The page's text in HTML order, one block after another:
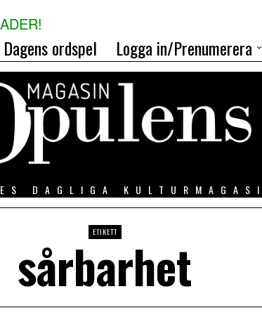
Dagens ordspel Logga in/Prenumerera
DAGLIGA
ETIKETT
sårbarhet